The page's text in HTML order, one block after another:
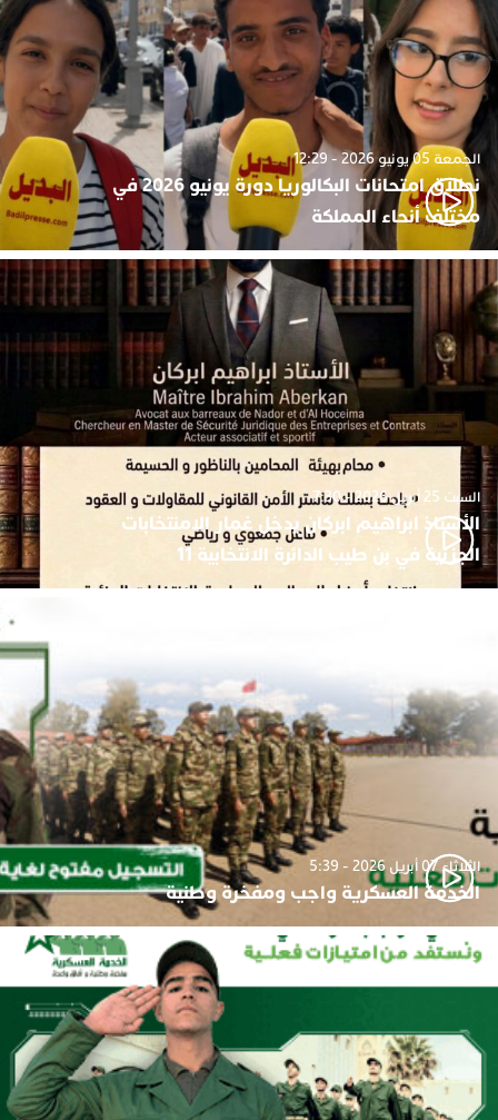
الجمعة 05 يونيو 2026 - 12:29
نطلاق امتحانات البكالوريا دورة يونيو 2026 في
مختلف أنحاء المملكة
السبت 25 أبريل 2026 - 7:30
الأستاذ ابراهيم ابركان يدخل غمار الامنتخابات
الجزئية في بن طيب الدائرة الانتخابية 11
الثلاثاء 07 أبريل 2026 - 5:39
الخدمة العسكرية واجب ومفخرة وطنية